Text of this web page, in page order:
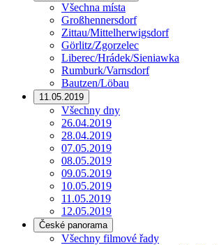
Všechna místa
Großhennersdorf
Zittau/Mittelherwigsdorf
Görlitz/Zgorzelec
Liberec/Hrádek/Sieniawka
Rumburk/Varnsdorf
Bautzen/Löbau
11.05.2019
Všechny dny
26.04.2019
28.04.2019
07.05.2019
08.05.2019
09.05.2019
10.05.2019
11.05.2019
12.05.2019
České panorama
Všechny filmové řady